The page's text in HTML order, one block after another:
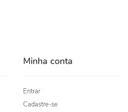
Minha conta
Entrar
Cadastre-se